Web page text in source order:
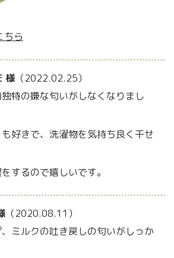
ちら
様 （2022.02.25）
特の嫌な匂いがしなくなりまし
好きで、洗濯物を気持ち良く干せ
するので嬉しいです。
（2020.08.11）
ミルクの吐き戻しの匂いがしっか